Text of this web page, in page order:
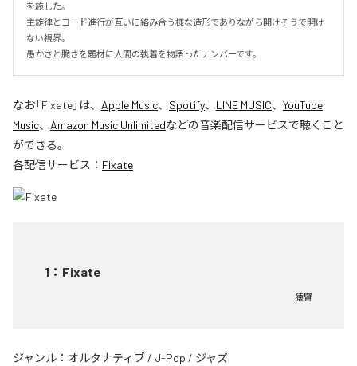
を施した。
主旋律とコード進行が互いに絡み合う様な造形でありながら開けそうで開け
ない視界。
愚かさと脆さを題材に人間の執着を物語ったナンバーです。
なお「Fixate」は、 Apple Music、 Spotify、 LINE MUSIC、 YouTube
Music、 Amazon Music Unlimitedなどの音楽配信サービスで聴くこと
ができる。
各配信サービス： Fixate
1 ： Fixate
猿臂
ジャンル： オルタナティブ / J-Pop / ジャズ